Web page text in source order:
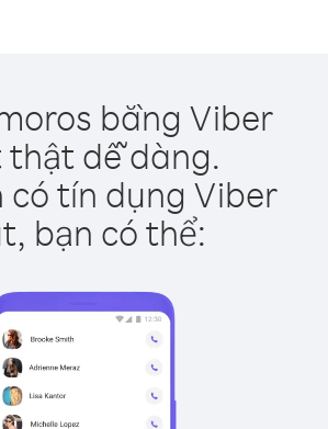
bằng Viber
thật dễ dàng.
có tín dụng Viber
bạn có thể: